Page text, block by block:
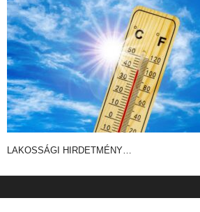
LAKOSSÁGI HIRDETMÉNY…